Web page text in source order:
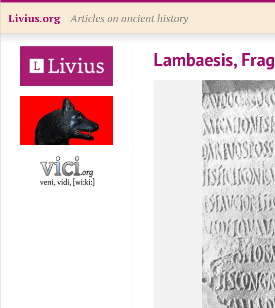
Livius.org Articles on ancient history
Lambaesis,